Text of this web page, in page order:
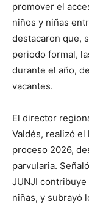
promover el
niños y niñas
destacaron que,
periodo formal,
durante el año,
vacantes.
El director
Valdés, realizó el
proceso 2026,
parvularia.
JUNJI
niñas, y subrayó